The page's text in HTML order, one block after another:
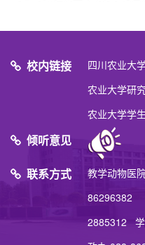
校内链接 四川农业大
农业大学研
农业大学学
倾听意见
联系方式
教学动物医
86296382
2885312 学